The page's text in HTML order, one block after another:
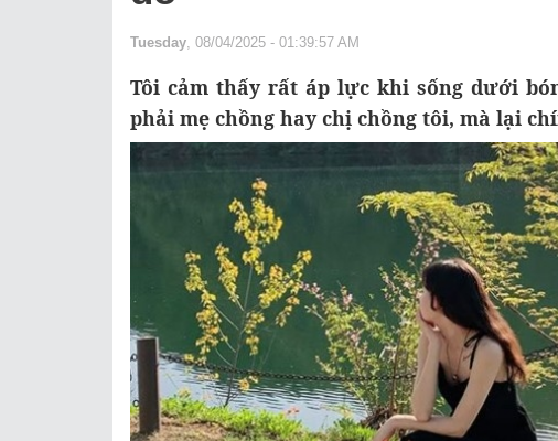
Tuesday , 08/04/2025 - 01:39:57 AM
Tôi cảm thấy rất áp lực khi sống dưới
phải mẹ chồng hay chị chồng tôi, mà lại